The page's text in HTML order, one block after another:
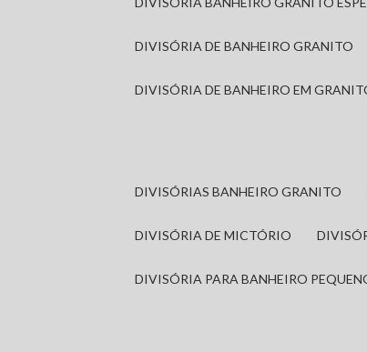
DIVISÓRIA DE BANHEIRO GRANITO
DIVISÓRIA DE BANHEIRO EM
DIVISÓRIAS BANHEIRO GRANITO
DIVISÓRIA DE MICTÓRIO
DIVISÓRIA PARA BANHEIRO